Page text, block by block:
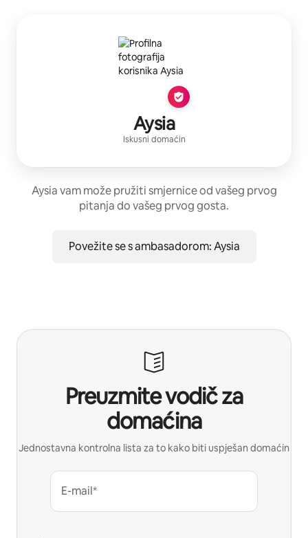
Aysia
Iskusni domaćin
Aysia vam može pružiti smjernice od vašeg prvog
pitanja do vašeg prvog gosta.
Povežite se s ambasadorom: Aysia
Preuzmite vodič za
domaćina
Jednostavna kontrolna lista za to kako biti uspješan domaćin
E-mail*